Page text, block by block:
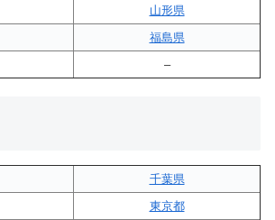
山形県
福島県
–
千葉県
東京都